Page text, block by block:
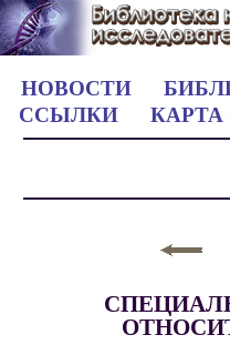
НОВОСТИ
ССЫЛКИ
КАРТА